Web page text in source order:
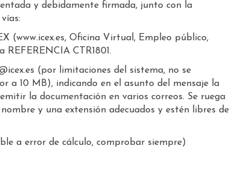
y debidamente firmada, junto con la
(www.icex.es, Oficina Virtual, Empleo público,
CTR1801.
(por limitaciones del sistema, no se
a 10 MB), indicando en el asunto del mensaje la
la documentación en varios correos. Se ruega
y una extensión adecuados y estén libres de
a error de cálculo, comprobar siempre)